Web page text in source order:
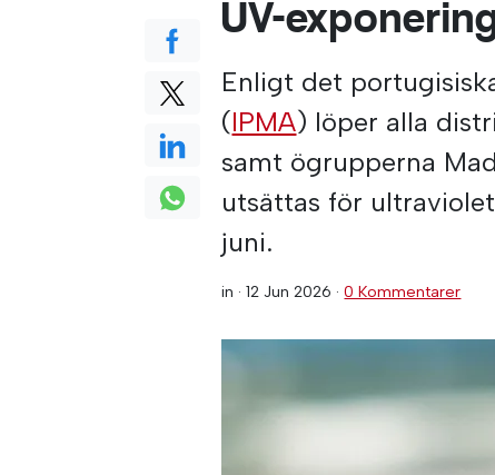
UV-
Enligt det
(IPMA) löper alla
samt ögrupperna
utsättas för
juni.
in ·12 Jun 2026 ·0 Kommentarer